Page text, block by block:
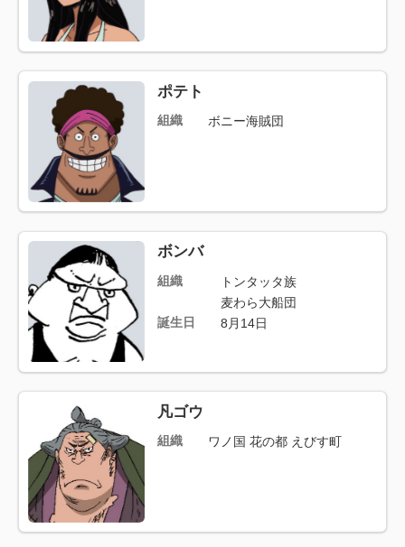
ポテト
組織 ボニー海賊団
ボンバ
組織
トンタッタ族
麦わら大船団
誕生日
8月14日
凡ゴウ
組織 ワノ国 花の都 えびす町